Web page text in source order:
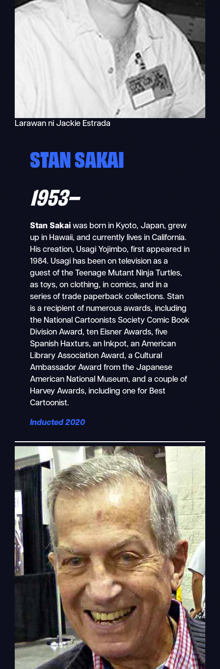
Larawan ni Jackie Estrada
STAN SAKAI
1953–
Stan Sakai was born in Kyoto, Japan, grew
up in Hawaii, and currently lives in California.
His creation, Usagi Yojimbo, first appeared in
1984. Usagi has been on television as a
guest of the Teenage Mutant Ninja Turtles,
as toys, on clothing, in comics, and in a
series of trade paperback collections. Stan
is a recipient of numerous awards, including
the National Cartoonists Society Comic Book
Division Award, ten Eisner Awards, five
Spanish Haxturs, an Inkpot, an American
Library Association Award, a Cultural
Ambassador Award from the Japanese
American National Museum, and a couple of
Harvey Awards, including one for Best
Cartoonist.
Inducted 2020